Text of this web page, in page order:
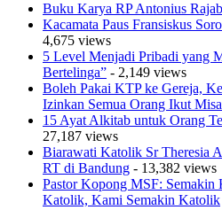
Buku Karya RP Antonius
Kacamata Paus Fransiskus
4,675 views
5 Level Menjadi Pribadi yang
Bertelinga” - 2,149 views
Boleh Pakai KTP ke Gereja,
Izinkan Semua Orang Ikut
15 Ayat Alkitab untuk Orang
27,187 views
Biarawati Katolik Sr Theresia
RT di Bandung - 13,382 views
Pastor Kopong MSF: Semakin
Katolik, Kami Semakin Katolik